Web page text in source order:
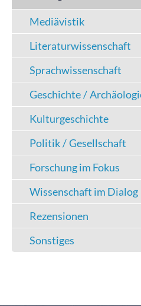
Mediävistik
Literaturwissenschaft
Sprachwissenschaft
Geschichte /
Kulturgeschichte
Politik / Gesellschaft
Forschung im Fokus
Wissenschaft im Dialog
Rezensionen
Sonstiges